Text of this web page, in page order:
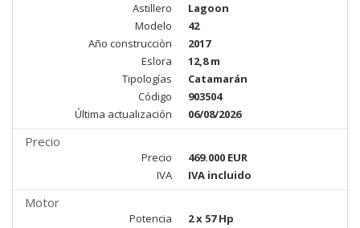
Astillero
Lagoon
Modelo
42
Año construcciòn
2017
Eslora
12,8 m
Tipologías
Catamarán
Código
903504
Última actualización
06/08/2026
Precio
Precio
469.000 EUR
IVA
IVA incluido
Motor
Potencia
2 x 57 Hp